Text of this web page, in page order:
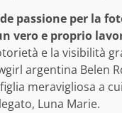
passione per la
vero e proprio
e la visibilità
argentina Belen
meravigliosa a
Luna Marie.